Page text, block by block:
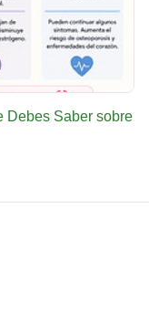
Debes Saber sobre